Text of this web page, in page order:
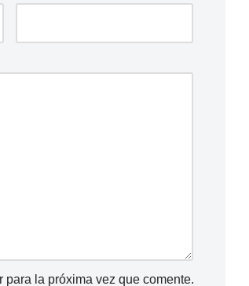
la próxima vez que comente.